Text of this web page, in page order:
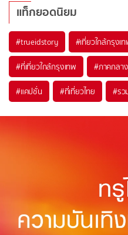
แท็กยอดนิยม
#trueidstory #เที่ยวใกล้กรุงเ
#ที่เที่ยวใกล้กรุงเทพ #ภาคกลาง
#แคปชั่น #ที่เที่ยวไทย #รว